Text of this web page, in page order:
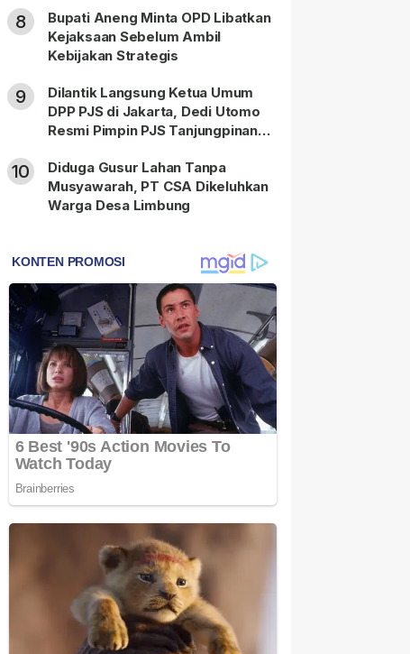
8
Bupati Aneng Minta OPD Libatkan
Kejaksaan Sebelum Ambil
Kebijakan Strategis
9
Dilantik Langsung Ketua Umum
DPP PJS di Jakarta, Dedi Utomo
Resmi Pimpin PJS Tanjungpinang-
10
Diduga Gusur Lahan Tanpa
Musyawarah, PT CSA Dikeluhkan
Warga Desa Limbung